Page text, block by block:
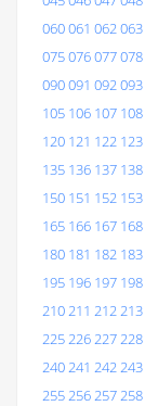
060061 062063
075076077078
090091 092093
105 106 107 108
120 121 122 123
135 136 137 138
150 151 152 153
165 166 167 168
180 181 182 183
195 196 197 198
210211 212213
225226227228
240241 242243
255256257258